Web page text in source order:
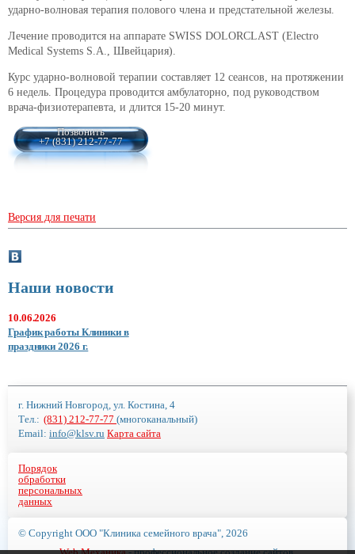
ударно-волновая терапия полового члена и предстательной железы.
Лечение проводится на аппарате SWISS DOLORCLAST (Electro
Medical Systems S.A., Швейцария).
Курс ударно-волновой терапии составляет 12 сеансов, на протяжении
6 недель. Процедура проводится амбулаторно, под руководством
врача-физиотерапевта, и длится 15-20 минут.
Позвонить
+7 (831) 212-77-77
Версия для печати
Наши новости
10.06.2026
График работы Клиники в
праздники 2026 г.
г. Нижний Новгород, ул. Костина, 4
Тел.: (831) 212-77-77 (многоканальный)
Email: info@klsv.ru Карта сайта
Порядок
обработки
персональных
данных
© Copyright ООО "Клиника семейного врача", 2026